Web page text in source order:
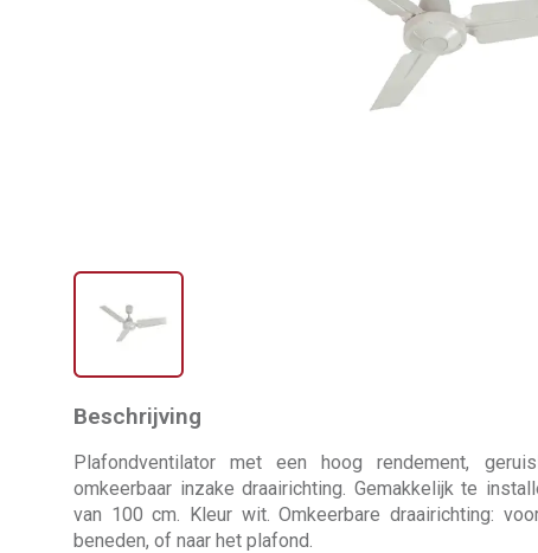
Beschrijving
Plafondventilator met een hoog rendement,
omkeerbaar inzake draairichting. Gemakkelijk te
van 100 cm. Kleur wit. Omkeerbare draairichting:
beneden, of naar het plafond.